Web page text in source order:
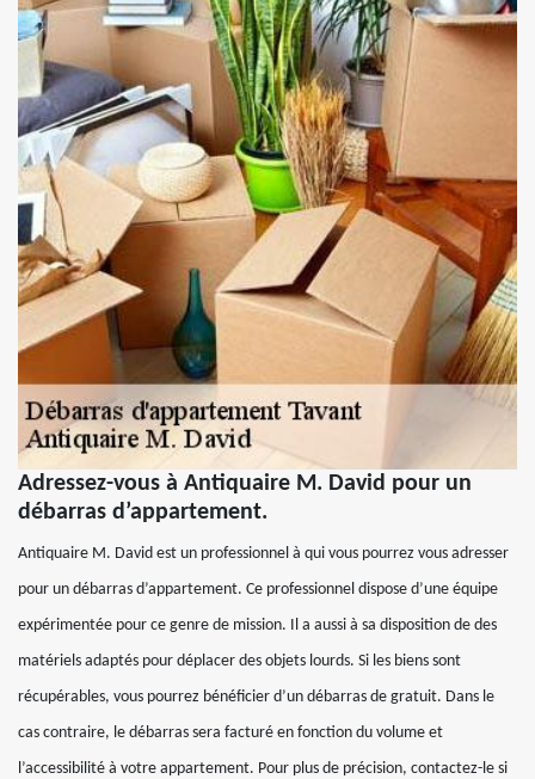
Adressez-vous à Antiquaire M. David pour un
débarras d’appartement.
Antiquaire M. David est un professionnel à qui vous pourrez vous adresser
pour un débarras d’appartement. Ce professionnel dispose d’une équipe
expérimentée pour ce genre de mission. Il a aussi à sa disposition de des
matériels adaptés pour déplacer des objets lourds. Si les biens sont
récupérables, vous pourrez bénéficier d’un débarras de gratuit. Dans le
cas contraire, le débarras sera facturé en fonction du volume et
l’accessibilité à votre appartement. Pour plus de précision, contactez-le si